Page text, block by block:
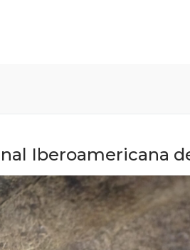
Iberoamericana